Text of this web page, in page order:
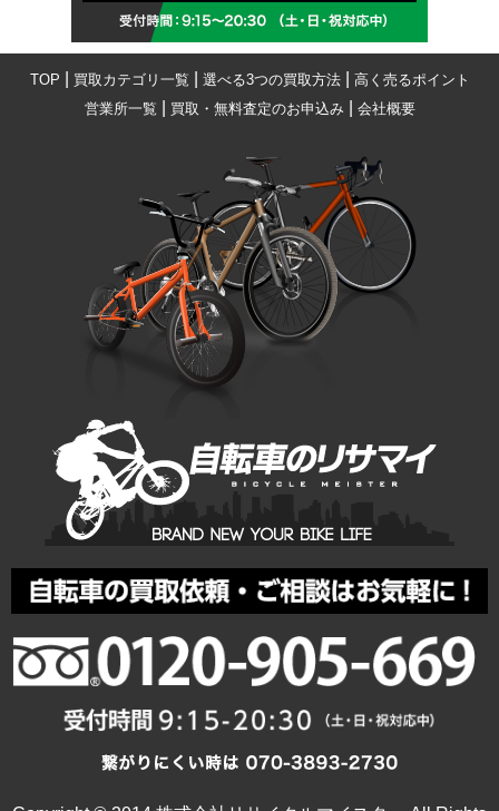
TOP 買取カテゴリ一覧 選べる3つの買取方法| 高く売るポイント
営業所一覧
買取・無料査定のお申込み| 会社概要